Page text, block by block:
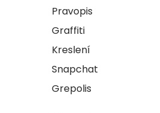
Pravopis
Graffiti
Kreslení
Snapchat
Grepolis